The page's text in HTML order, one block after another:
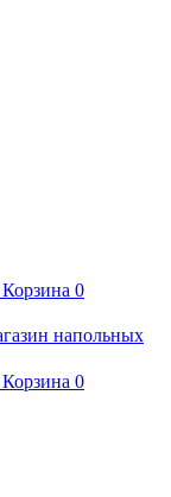
Корзина 0
Корзина 0